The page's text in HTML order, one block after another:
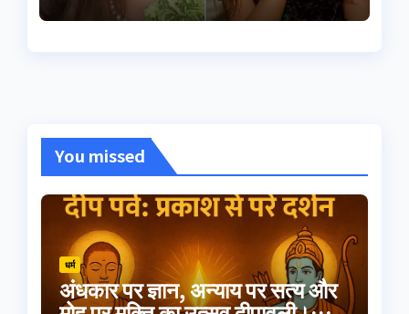
You missed
धर्म
अंधकार पर ज्ञान, अन्याय पर सत्य और